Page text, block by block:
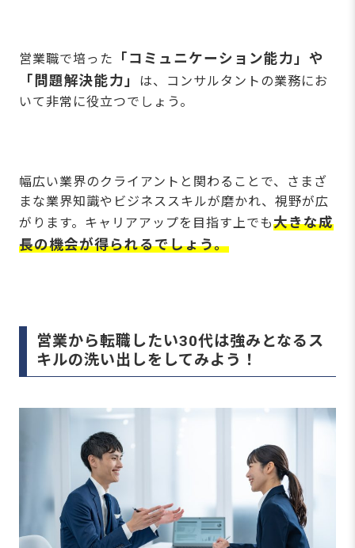
営業職で培った
「コミュニケーション能力」や
「問題解決能力」 は、コンサルタントの業務にお
いて非常に役立つでしょう。
幅広い業界のクライアントと関わることで、さまざ
まな業界知識やビジネススキルが磨かれ、視野が広
がります。キャリアアップを目指す上でも大きな成
長の機会が得られるでしょう。
営業から転職したい30代は強みとなるス
キルの洗い出しをしてみよう！